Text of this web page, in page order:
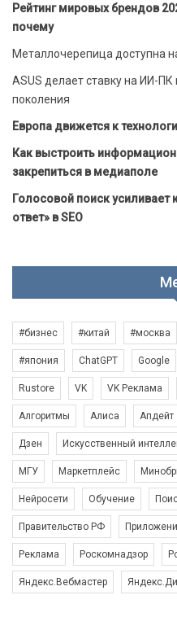
Рейтинг мировых брендов
почему
Металлочерепица доступна
ASUS делает ставку на ИИ-ПК
поколения
Европа движется к
Как выстроить
закрепиться в медиаполе
Голосовой поиск усиливает
ответ» в SEO
#бизнес #китай #москва
#япония ChatGPT Google
Rustore VK VK Реклама
Алгоритмы Алиса Апдейт
Дзен Искусственный
МГУ Маркетплейс
Нейросети Обучение
Правительство РФ
Реклама Роскомнадзор
Яндекс.Вебмастер